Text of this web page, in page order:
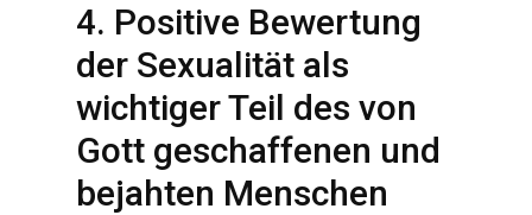
4. Positive Bewertung
der Sexualität als
wichtiger Teil des von
Gott geschaffenen und
bejahten Menschen